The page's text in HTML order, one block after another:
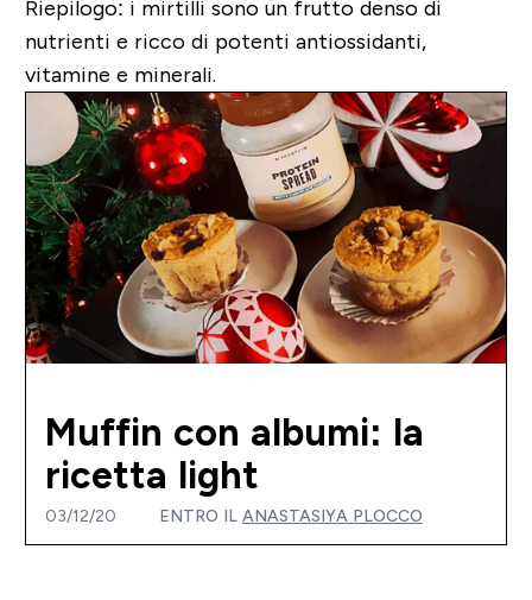
Riepilogo: i mirtilli sono un frutto denso di
nutrienti e ricco di potenti antiossidanti,
vitamine e minerali.
Muffin con albumi: la
ricetta light
03/12/20 ENTRO IL ANASTASIYA PLOCCO